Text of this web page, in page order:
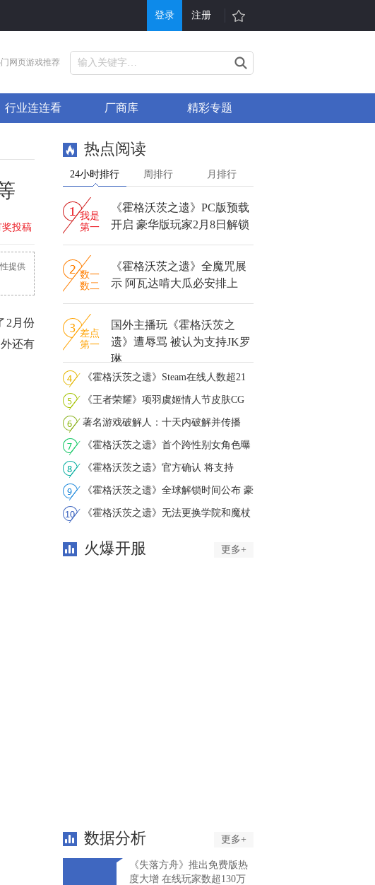
登录 注册
找游戏
游戏大全
打折充值
排行榜
开服表
微信小游戏
单机游戏
H5游戏平台
手机游戏
游戏攻略
网页游戏推荐
行业连连看 厂商库 精彩专题
奖投稿
提供
2月份
还有
热点阅读
24小时排行 周排行 月排行
我是
第一
《霍格沃茨之遗》PC版预载
开启 豪华版玩家2月8日解锁
数一
数二
《霍格沃茨之遗》全魔咒展
示 阿瓦达啃大瓜必安排上
差点
第一
国外主播玩《霍格沃茨之
遗》遭辱骂 被认为支持JK罗
琳
《霍格沃茨之遗》Steam在线人数超21
万
《王者荣耀》项羽虞姬情人节皮肤CG
邂
著名游戏破解人：十天内破解并传播
《霍
《霍格沃茨之遗》首个跨性别女角色曝
光
《霍格沃茨之遗》官方确认 将支持
Steam
《霍格沃茨之遗》全球解锁时间公布 豪
《霍格沃茨之遗》无法更换学院和魔杖
火爆开服 更多+
数据分析 更多+
《失落方舟》推出免费版热
度大增 在线玩家数超130万